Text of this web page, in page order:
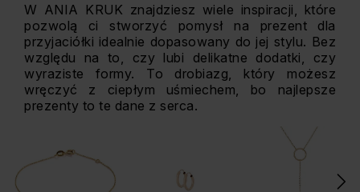
W ANIA KRUK znajdziesz wiele inspiracji, które
pozwolą ci stworzyć pomysł na prezent dla
przyjaciółki idealnie dopasowany do jej stylu. Bez
względu na to, czy lubi delikatne dodatki, czy
wyraziste formy. To drobiazg, który możesz
wręczyć z ciepłym uśmiechem, bo najlepsze
prezenty to te dane z serca.